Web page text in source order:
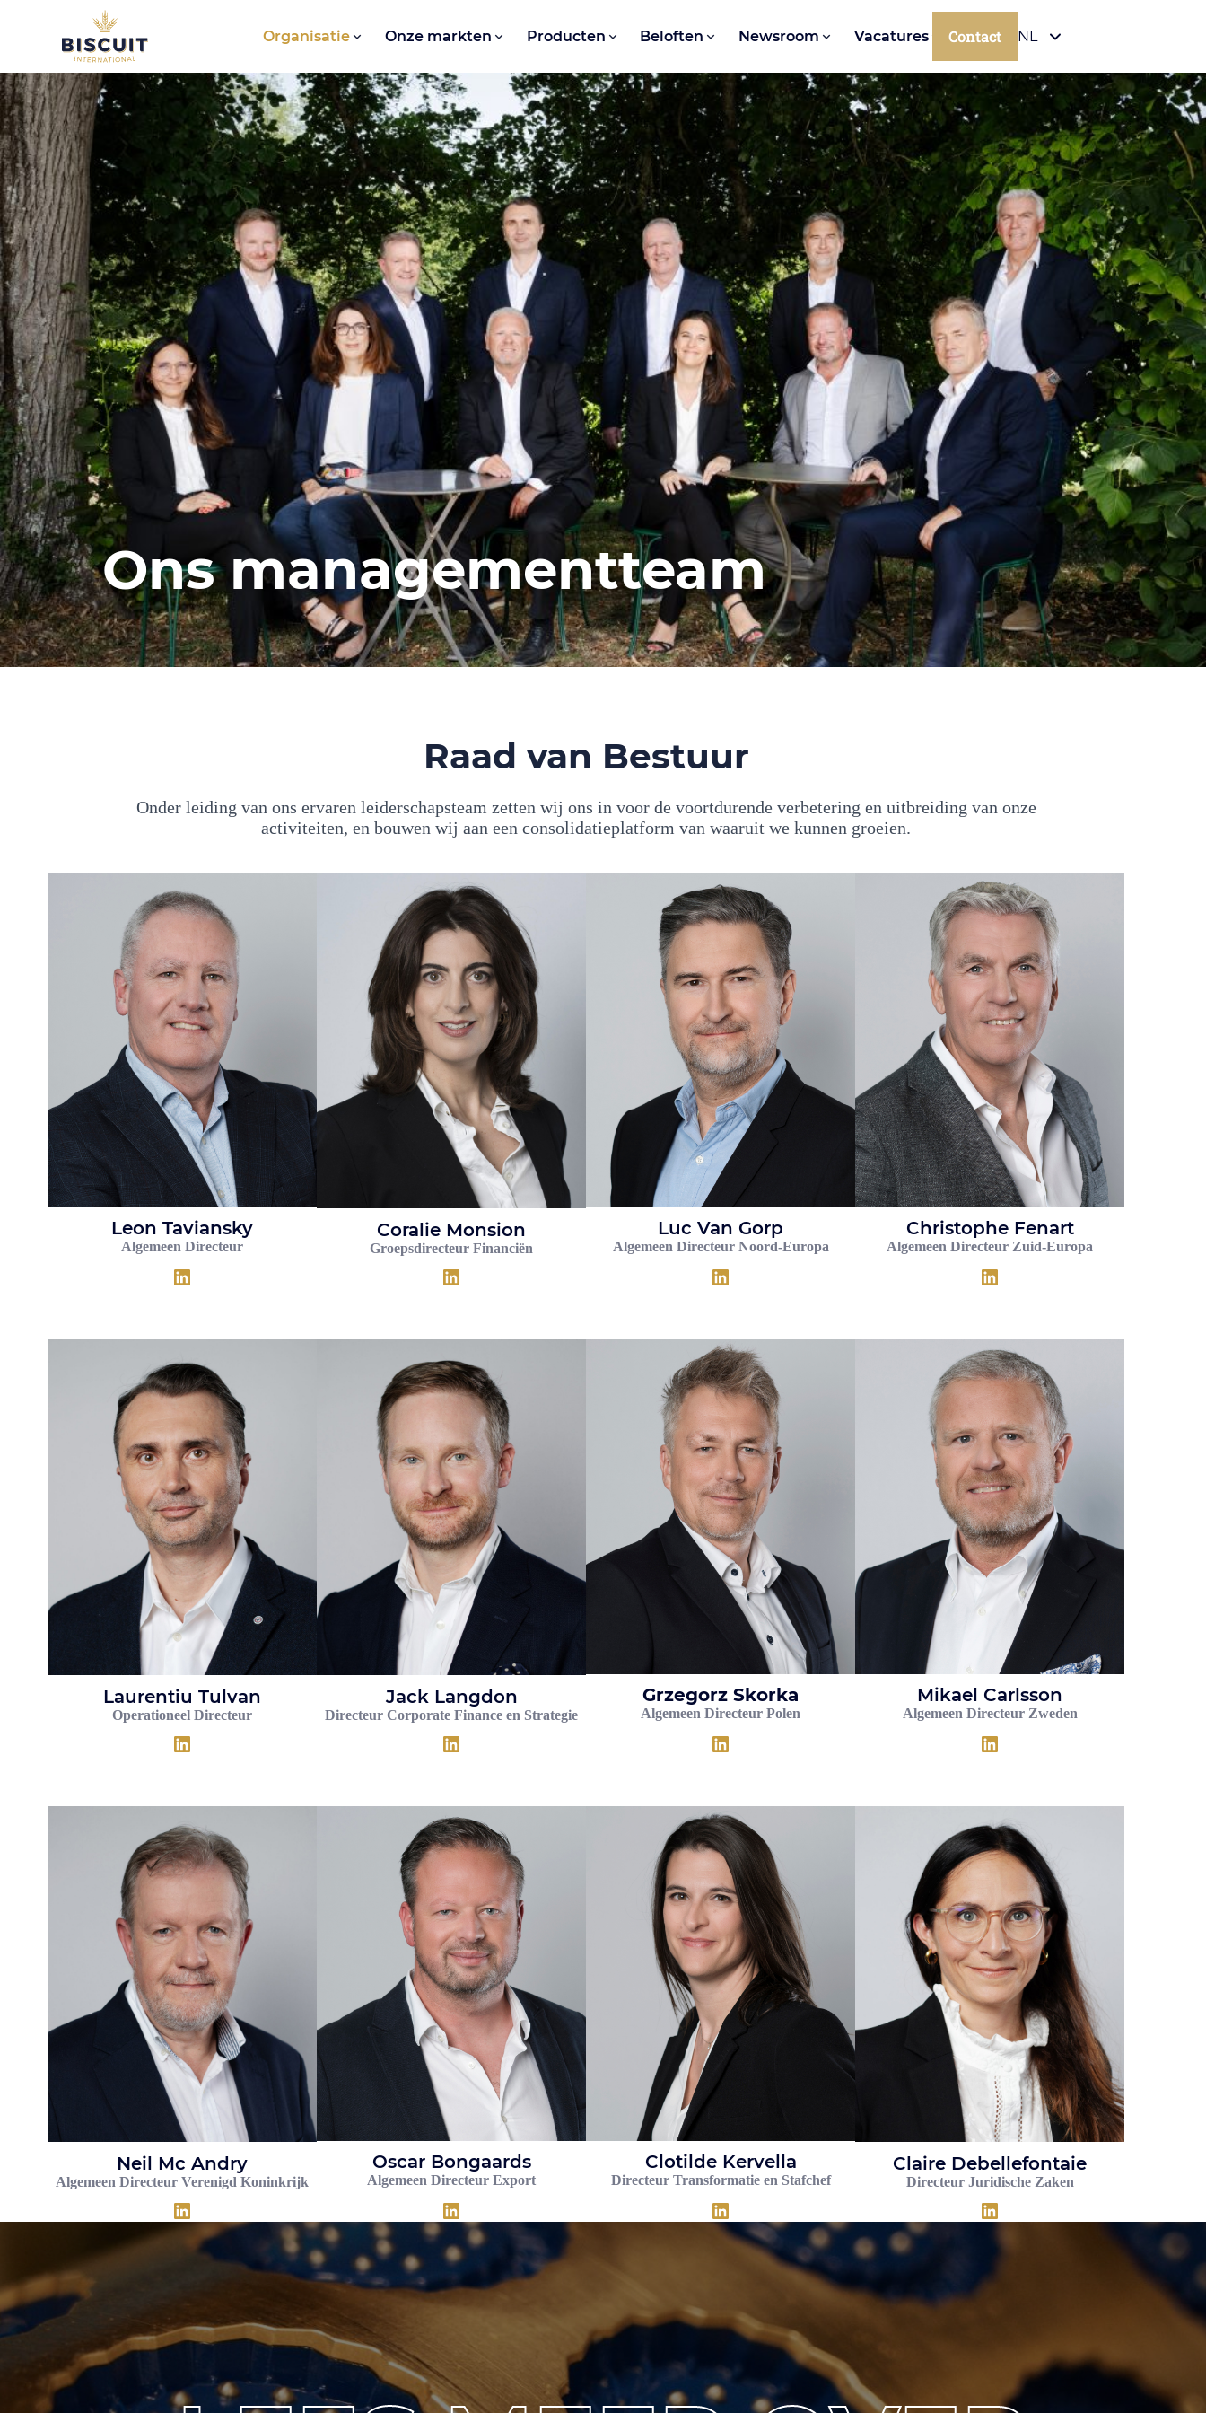
Aller au contenu Organisatie Onze markten Producten Beloften Newsroom Vacatures Contact NL
Ons managementteam
Raad van Bestuur
Onder leiding van ons ervaren leiderschapsteam zetten wij ons in voor de voortdurende verbetering en uitbreiding van onze
activiteiten, en bouwen wij aan een consolidatieplatform van waaruit we kunnen groeien.
Leon Taviansky
Algemeen Directeur
LinkedIn
Coralie Monsion
Groepsdirecteur Financiën
LinkedIn
Luc Van Gorp
Algemeen Directeur Noord-Europa
LinkedIn
Christophe Fenart
Algemeen Directeur Zuid-Europa
LinkedIn
Laurentiu Tulvan
Operationeel Directeur
LinkedIn
Jack Langdon
Directeur Corporate Finance en Strategie
LinkedIn
Grzegorz Skorka
Algemeen Directeur Polen
LinkedIn
Mikael Carlsson
Algemeen Directeur Zweden
LinkedIn
Neil Mc Andry
Algemeen Directeur Verenigd Koninkrijk
LinkedIn
Oscar Bongaards
Algemeen Directeur Export
LinkedIn
Clotilde Kervella
Directeur Transformatie en Stafchef
LinkedIn
Claire Debellefontaie
Directeur Juridische Zaken
LinkedIn